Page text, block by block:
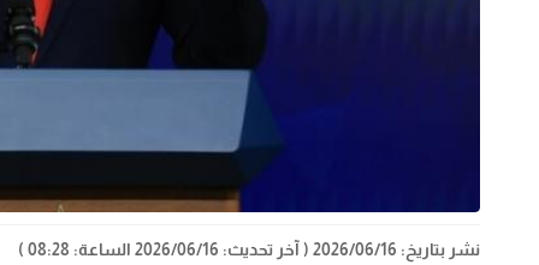
نشر بتاريخ: 2026/06/16 ( آخر تحديث: 2026/06/16 الساعة: 08:28 )